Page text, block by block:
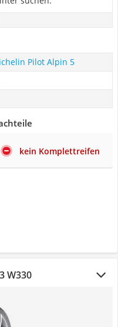
Pilot Alpin 5
kein Komplettreifen
W330